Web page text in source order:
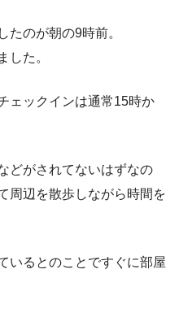
たのが朝の9時前。
した。
ェックインは通常15時か
どがされてないはずなの
周辺を散歩しながら時間を
いるとのことですぐに部屋